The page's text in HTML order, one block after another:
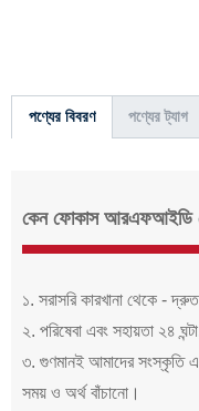
পণ্যের বিবরণ পণ্যের ট্যাগ
কেন ফোকাস আরএফআইডি
১. সরাসরি কারখানা থেকে -
২. পরিষেবা এবং সহায়তা ২৪
৩. গুণমানই আমাদের সংস্কৃতি
সময় ও অর্থ বাঁচানো।